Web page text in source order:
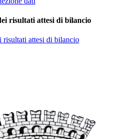
risultati attesi di bilancio
risultati attesi di bilancio